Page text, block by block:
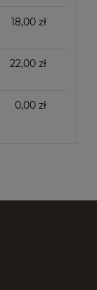
18,00 zł
22,00 zł
0,00 zł